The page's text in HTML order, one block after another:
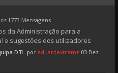
1773 Mensagens
da Administração para a
e sugestões dos utilizadores
DTL por eduardextreme 03 Dez